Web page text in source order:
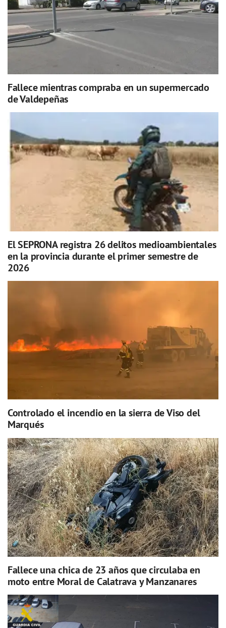
Fallece mientras compraba en un supermercado
de Valdepeñas
El SEPRONA registra 26 delitos medioambientales
en la provincia durante el primer semestre de
2026
Controlado el incendio en la sierra de Viso del
Marqués
Fallece una chica de 23 años que circulaba en
moto entre Moral de Calatrava y Manzanares